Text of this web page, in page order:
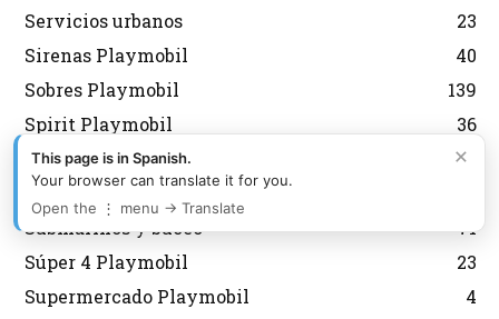
Servicios urbanos
23
Sirenas Playmobil
40
Sobres Playmobil
139
Spirit Playmobil
36
Star Trek Playmobil
4
Stun Show
Submarinos y buceo
71
Súper 4 Playmobil
23
Supermercado Playmobil
4
×
This page is in Spanish.
Your browser can translate it for you.
Open the ⋮ menu → Translate